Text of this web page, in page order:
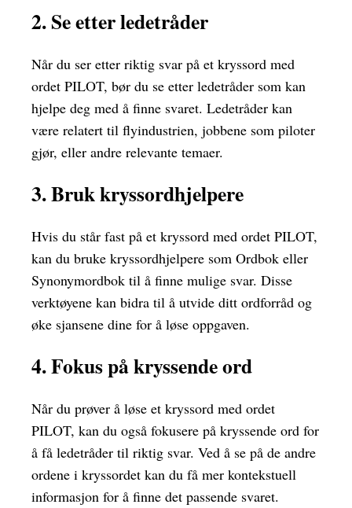
2. Se etter ledetråder
Når du ser etter riktig svar på et kryssord med
ordet PILOT, bør du se etter ledetråder som kan
hjelpe deg med å finne svaret. Ledetråder kan
være relatert til flyindustrien, jobbene som piloter
gjør, eller andre relevante temaer.
3. Bruk kryssordhjelpere
Hvis du står fast på et kryssord med ordet PILOT,
kan du bruke kryssordhjelpere som Ordbok eller
Synonymordbok til å finne mulige svar. Disse
verktøyene kan bidra til å utvide ditt ordforråd og
øke sjansene dine for å løse oppgaven.
4. Fokus på kryssende ord
Når du prøver å løse et kryssord med ordet
PILOT, kan du også fokusere på kryssende ord for
å få ledetråder til riktig svar. Ved å se på de andre
ordene i kryssordet kan du få mer kontekstuell
informasjon for å finne det passende svaret.